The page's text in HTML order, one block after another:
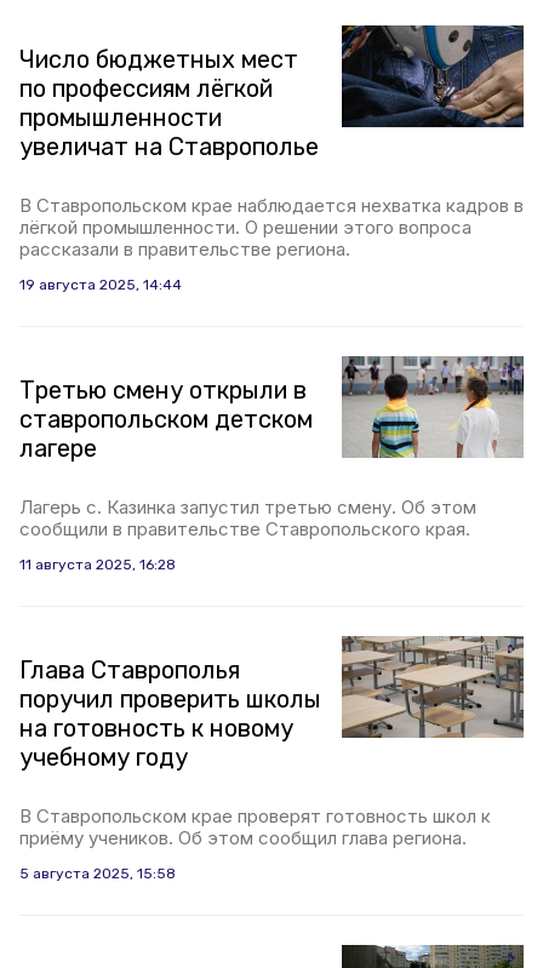
Число бюджетных мест
по профессиям лёгкой
промышленности
увеличат на Ставрополье
В Ставропольском крае наблюдается нехватка кадров в
лёгкой промышленности. О решении этого вопроса
рассказали в правительстве региона.
19 августа 2025, 14:44
Третью смену открыли в
ставропольском детском
лагере
Лагерь с. Казинка запустил третью смену. Об этом
сообщили в правительстве Ставропольского края.
11 августа 2025, 16:28
Глава Ставрополья
поручил проверить школы
на готовность к новому
учебному году
В Ставропольском крае проверят готовность школ к
приёму учеников. Об этом сообщил глава региона.
5 августа 2025, 15:58